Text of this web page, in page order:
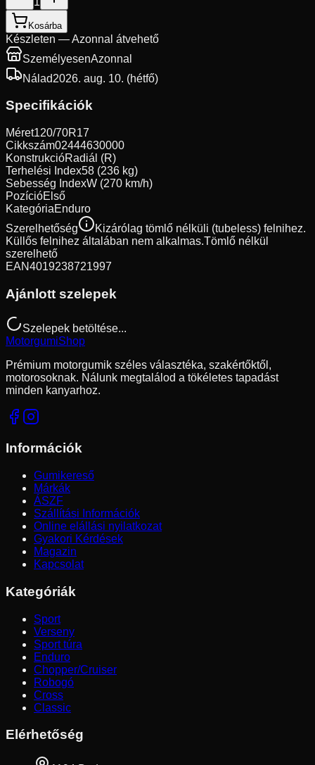
Kosárba
Készleten — Azonnal átvehető
SzemélyesenAzonnal
Nálad2026. aug. 10. (hétfő)
Specifikációk
Méret120/70R17
Cikkszám02444630000
KonstrukcióRadiál (R)
Terhelési Index58 (236 kg)
Sebesség IndexW (270 km/h)
PozícióElső
KategóriaEnduro
Szerelhetőség
Kizárólag tömlő nélküli (tubeless) felnihez.
Küllős felnihez általában nem alkalmas.Tömlő nélkül
szerelhető
EAN4019238721997
Ajánlott szelepek
Szelepek betöltése...
MotorgumiShop
Prémium motorgumik széles választéka, szakértőktől,
motorosoknak. Nálunk megtalálod a tökéletes tapadást
minden kanyarhoz.
Információk
Gumikereső
Márkák
ÁSZF
Szállítási Információk
Online elállási nyilatkozat
Gyakori Kérdések
Magazin
Kapcsolat
Kategóriák
Sport
Verseny
Sport túra
Enduro
Chopper/Cruiser
Robogó
Cross
Classic
Elérhetőség